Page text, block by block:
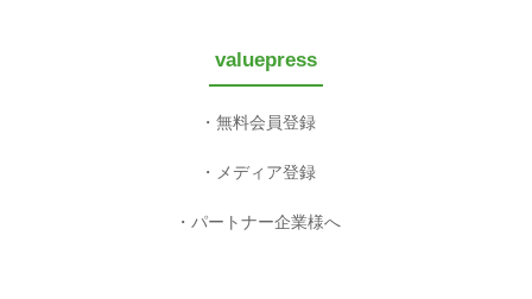
valuepress
無料会員登録
メディア登録
パートナー企業様へ